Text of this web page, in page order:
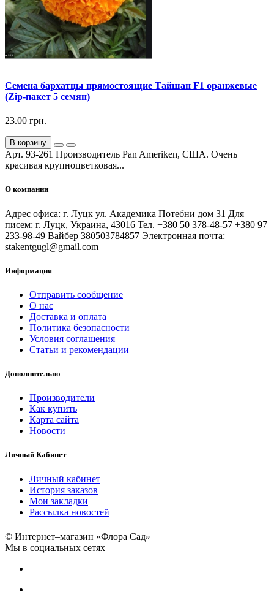
Семена бархатцы прямостоящие Тайшан F1 оранжевые
(Zip-пакет 5 семян)
23.00 грн.
В корзину
Арт. 93-261 Производитель Pan Ameriken, США. Очень
красивая крупноцветковая...
О компании
Адрес офиса: г. Луцк ул. Академика Потебни дом 31 Для
писем: г. Луцк, Украина, 43016 Тел. +380 50 378-48-57 +380 97
233-98-49 Вайбер 380503784857 Электронная почта:
stakentgugl@gmail.com
Информация
Отправить сообщение
О нас
Доставка и оплата
Политика безопасности
Условия соглашения
Статьи и рекомендации
Дополнительно
Производители
Как купить
Карта сайта
Новости
Личный Кабинет
Личный кабинет
История заказов
Мои закладки
Рассылка новостей
© Интернет–магазин «Флора Сад»
Мы в социальных сетях